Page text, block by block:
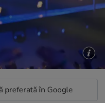
preferată în Google